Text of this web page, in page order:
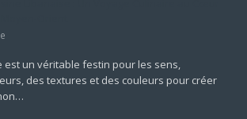
est un véritable festin pour les sens,
des textures et des couleurs pour créer